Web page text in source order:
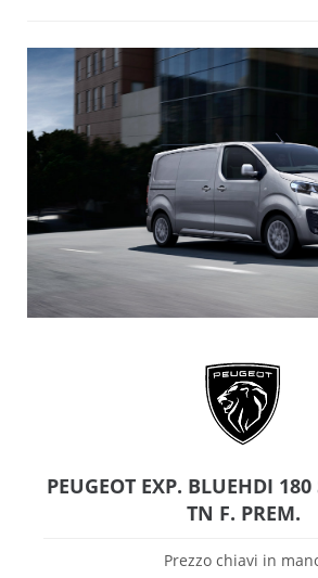
PEUGEOT EXP. BLUEHDI 180
TN F. PREM.
Prezzo chiavi in